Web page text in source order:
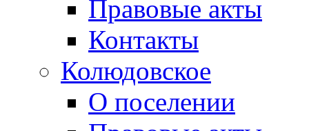
Правовые акты
Контакты
Колюдовское
О поселении